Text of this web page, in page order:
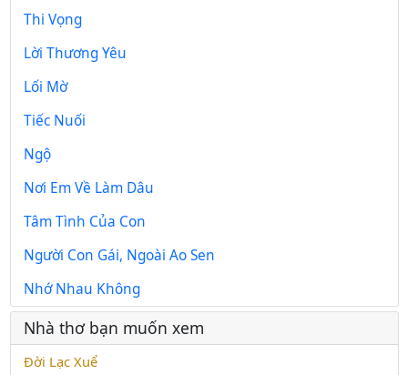
Thi Vọng
Lời Thương Yêu
Lối Mờ
Tiếc Nuối
Ngộ
Nơi Em Về Làm Dâu
Tâm Tình Của Con
Người Con Gái, Ngoài Ao Sen
Nhớ Nhau Không
Nhà thơ bạn muốn xem
Đời Lạc Xuể